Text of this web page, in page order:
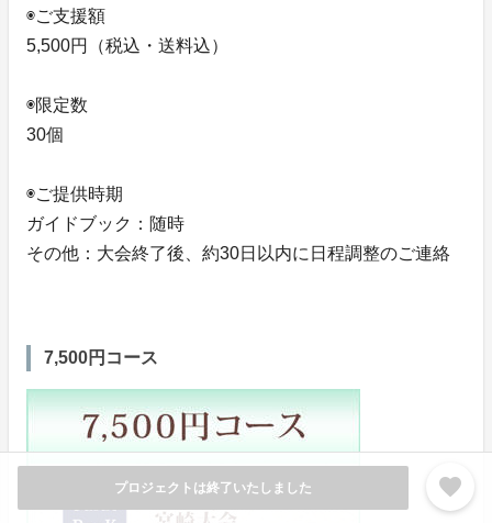
プロジェクトは終了いたしました favorite
◉ご支援額
5,500円（税込・送料込）
◉限定数
30個
◉ご提供時期
ガイドブック：随時
その他：大会終了後、約30日以内に日程調整のご連絡
7,500円コース